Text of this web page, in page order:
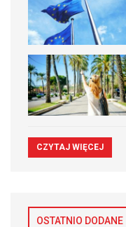
CZYTAJ WIĘCEJ
OSTATNIO DODANE